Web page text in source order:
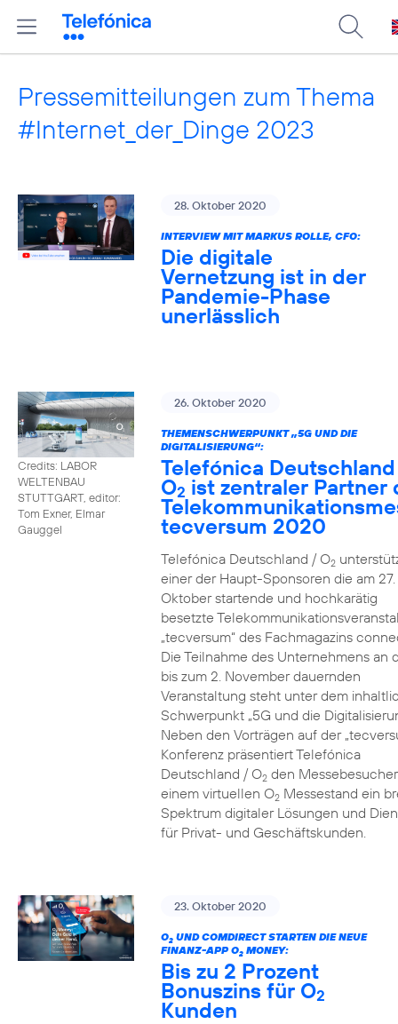
Pressemitteilungen zum Thema
#Internet_der_Dinge 2023
28. Oktober 2020
INTERVIEW MIT MARKUS ROLLE, CFO:
Die digitale
Vernetzung ist in der
Pandemie-Phase
unerlässlich
Credits: LABOR
WELTENBAU
STUTTGART, editor:
Tom Exner, Elmar
Gauggel
26. Oktober 2020
THEMENSCHWERPUNKT „5G UND DIE
DIGITALISIERUNG“:
Telefónica
O2 ist zentraler Partner
tecversum 2020
Telefónica Deutschland / O2
einer der Haupt-Sponsoren die am 27.
Oktober startende und hochkarätig
besetzte
„tecversum“ des Fachmagazins
Die Teilnahme des Unternehmens an
bis zum 2. November dauernden
Veranstaltung steht unter dem
Schwerpunkt „5G und die
Neben den Vorträgen auf der
Konferenz präsentiert Telefónica
Deutschland / O2den
einem virtuellen O2Messestand ein
Spektrum digitaler Lösungen und
für Privat- und Geschäftskunden.
23. Oktober 2020
O2UND COMDIRECT STARTEN DIE NEUE
FINANZ-APP O2MONEY:
Bis zu 2 Prozent
Bonuszins für O2
Kunden